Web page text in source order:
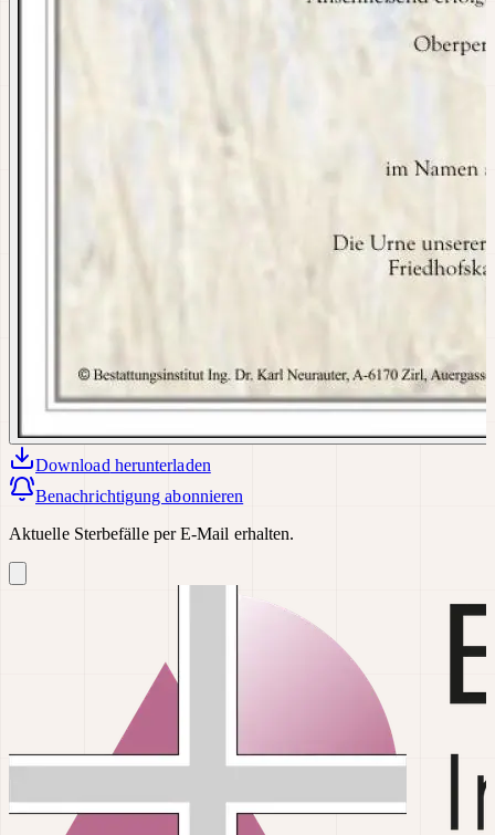
Download herunterladen
Benachrichtigung abonnieren
Aktuelle Sterbefälle per E-Mail erhalten.